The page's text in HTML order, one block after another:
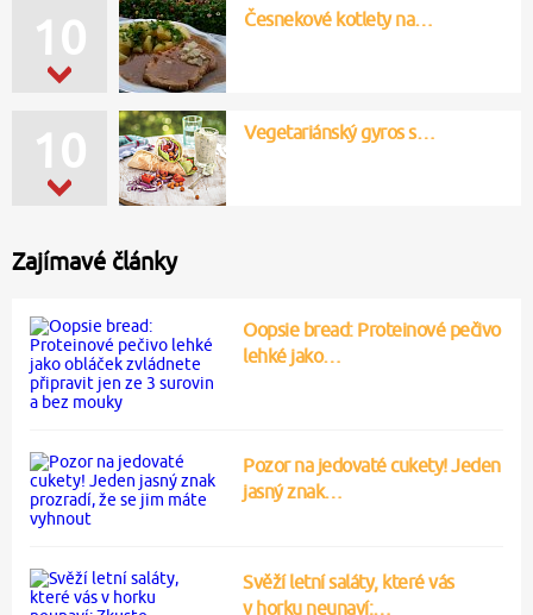
10 Česnekové kotlety na…
10 Vegetariánský gyros s…
Zajímavé články
Oopsie bread: Proteinové pečivo
lehké jako…
Pozor na jedovaté cukety! Jeden
jasný znak…
Svěží letní saláty, které vás
v horku neunaví:…